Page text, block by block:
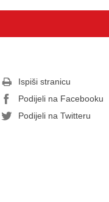
Ispiši stranicu
Podijeli na Facebooku
Podijeli na Twitteru